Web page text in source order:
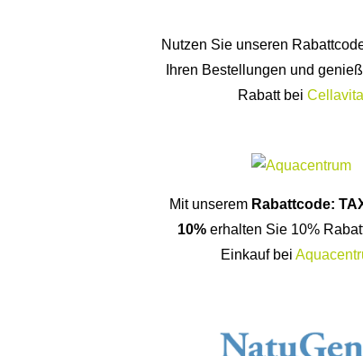
Nutzen Sie unseren
Ihren Bestellungen und
Rabatt bei Cellavita
Mit unserem Rabattcode:
10%erhalten Sie 10%
Einkauf bei